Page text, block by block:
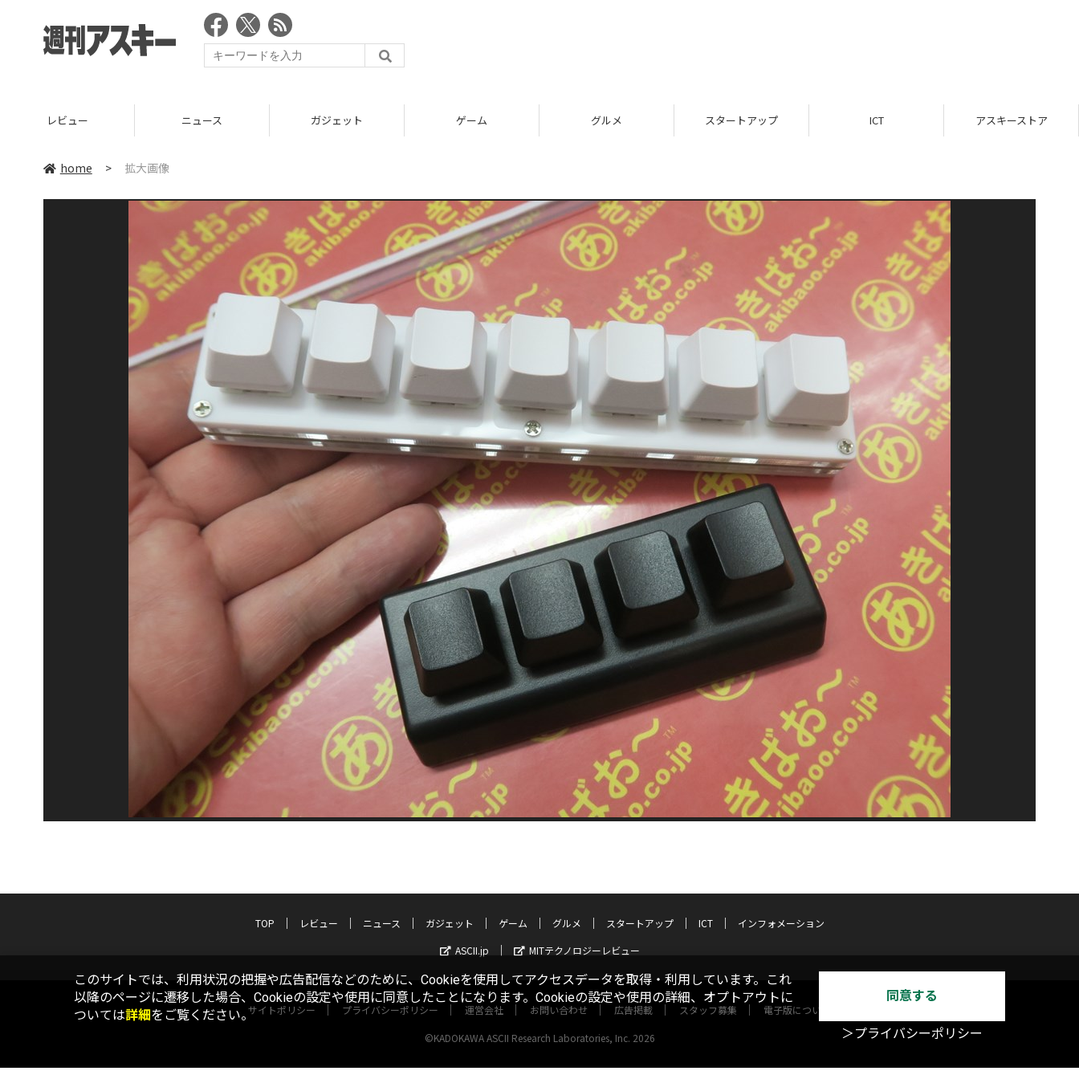
レビュー ニュース ガジェット ゲーム グルメ スタートアップ ICT アスキーストア
home > 拡大画像
TOP レビュー ニュース ガジェット ゲーム グルメ スタートアップ ICT
インフォメーション
ASCII.jp
MITテクノロジーレビュー
サイトポリシー プライバシーポリシー 運営会社 お問い合わせ 広告掲載 スタッフ募集 電子版について
©KADOKAWA ASCII Research Laboratories, Inc. 2026
このサイトでは、利用状況の把握や広告配信などのために、Cookieを使用してアクセスデータを取得・利用しています。これ
以降のページに遷移した場合、Cookieの設定や使用に同意したことになります。Cookieの設定や使用の詳細、オプトアウトに
ついては詳細をご覧ください。
同意する
＞プライバシーポリシー